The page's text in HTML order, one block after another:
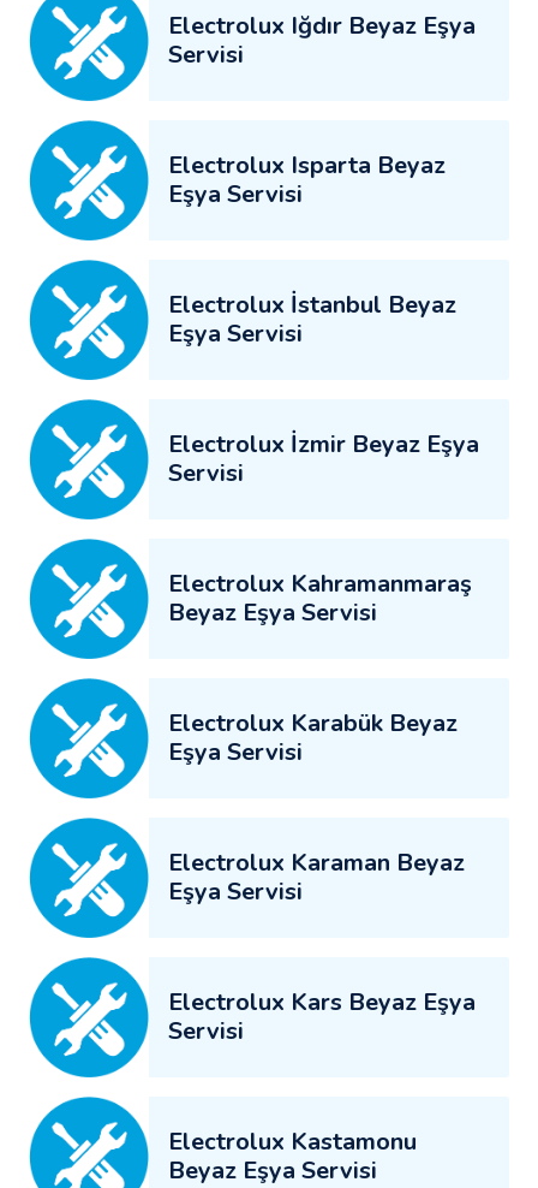
Electrolux Iğdır Beyaz Eşya
Servisi
Electrolux Isparta Beyaz
Eşya Servisi
Electrolux İstanbul Beyaz
Eşya Servisi
Electrolux İzmir Beyaz Eşya
Servisi
Electrolux Kahramanmaraş
Beyaz Eşya Servisi
Electrolux Karabük Beyaz
Eşya Servisi
Electrolux Karaman Beyaz
Eşya Servisi
Electrolux Kars Beyaz Eşya
Servisi
Electrolux Kastamonu
Beyaz Eşya Servisi